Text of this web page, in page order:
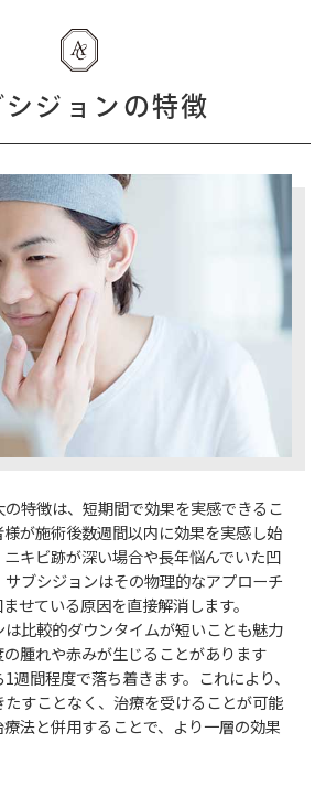
シジョンの特徴
特徴は、短期間で効果を実感できるこ
様が施術後数週間以内に効果を実感し始
キビ跡が深い場合や長年悩んでいた凹
ブシジョンはその物理的なアプローチ
せている原因を直接解消します。
は比較的ダウンタイムが短いことも魅力
腫れや赤みが生じることがあります
週間程度で落ち着きます。これにより、
たすことなく、治療を受けることが可能
法と併用することで、より一層の効果